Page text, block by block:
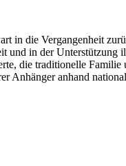
in die Vergangenheit
und in der
die traditionelle
Anhänger anhand